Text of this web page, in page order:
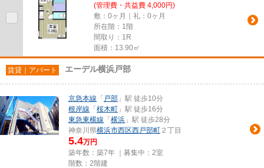
(管理費・共益費 4,000円)
敷：0ヶ月｜礼：0ヶ月
所在階：1階
間取り：1R
面積：13.90㎡
賃貸｜アパート エーデル横浜戸部
京急本線 「 戸部 」駅 徒歩10分
根岸線 「 桜木町 」駅 徒歩16分
東急東横線 「 横浜 」駅 徒歩28分
神奈川県横浜市西区西戸部町 ２丁目
5.4万円
築年数：築7年 ｜募集中： 2室
階数：2階建